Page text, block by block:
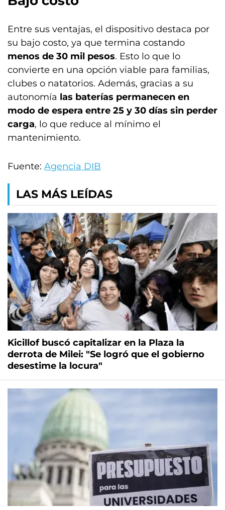
Entre sus ventajas, el dispositivo destaca por
su bajo costo, ya que termina costando
menos de 30 mil pesos. Esto lo que lo
convierte en una opción viable para familias,
clubes o natatorios. Además, gracias a su
autonomía las baterías permanecen en
modo de espera entre 25 y 30 días sin perder
carga, lo que reduce al mínimo el
mantenimiento.
Fuente: Agencia DIB
LAS MÁS LEÍDAS
Kicillof buscó capitalizar en la Plaza la
derrota de Milei: "Se logró que el gobierno
desestime la locura"